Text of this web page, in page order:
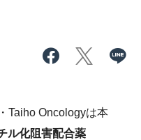
Taiho Oncologyは本
ル化阻害配合薬